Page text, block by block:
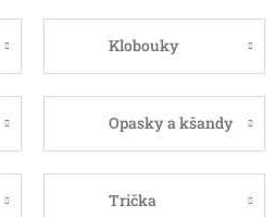
Klobouky
Opasky a kšandy
Trička